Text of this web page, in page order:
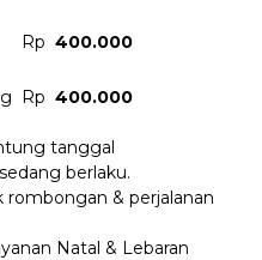
Rp 400.000
Rp 400.000
tanggal
berlaku.
rombongan & perjalanan
Natal & Lebaran